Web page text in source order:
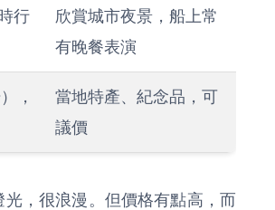
行
欣賞城市夜景，船上常
有晚餐表演
，
當地特產、紀念品，可
議價
，很浪漫。但價格有點高，而